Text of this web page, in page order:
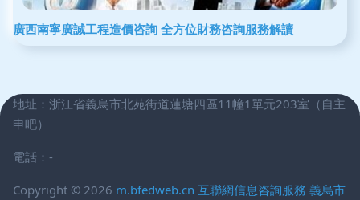
廣西南寧廣誠工程造價咨詢 全方位財務咨詢服務解讀
地址：浙江省義烏市北苑街道蓮塘四區11幢1單元203室（自主
申吧）
電話：-
Copyright © 2026 m.bfedweb.cn 互聯網信息咨詢服務 義烏市